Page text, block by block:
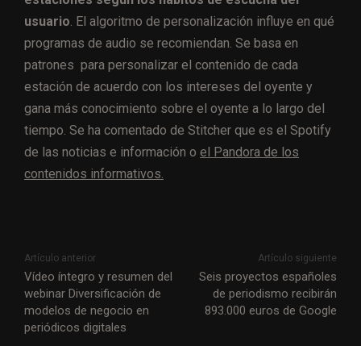
usuario . El algoritmo de personalización influye en qué
programas de audio se recomiendan. Se basa en
patrones para personalizar el contenido de cada
estación de acuerdo con los intereses del oyente y
gana más conocimiento sobre el oyente a lo largo del
tiempo. Se ha comentado de Stitcher que es el Spotify
de las noticias e información o el Pandora de los
contenidos informativos.
Artículo anterior
Vídeo íntegro y resumen del
webinar Diversificación de
modelos de negocio en
periódicos digitales
Artículo siguiente
Seis proyectos españoles
de periodismo recibirán
893.000 euros de Google